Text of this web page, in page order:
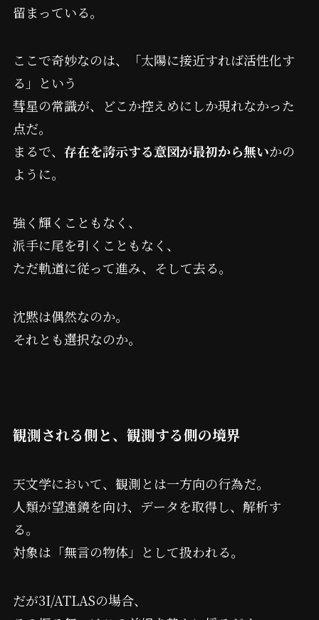
留まっている。
ここで奇妙なのは、「太陽に接近すれば活性化す
る」という
彗星の常識が、どこか控えめにしか現れなかった
点だ。
まるで、 存在を誇示する意図が最初から無いかの
ように。
強く輝くこともなく、
派手に尾を引くこともなく、
ただ軌道に従って進み、そして去る。
沈黙は偶然なのか。
それとも選択なのか。
観測される側と、観測する側の境界
天文学において、観測とは一方向の行為だ。
人類が望遠鏡を向け、データを取得し、解析す
る。
対象は「無言の物体」として扱われる。
だが3I/ATLASの場合、